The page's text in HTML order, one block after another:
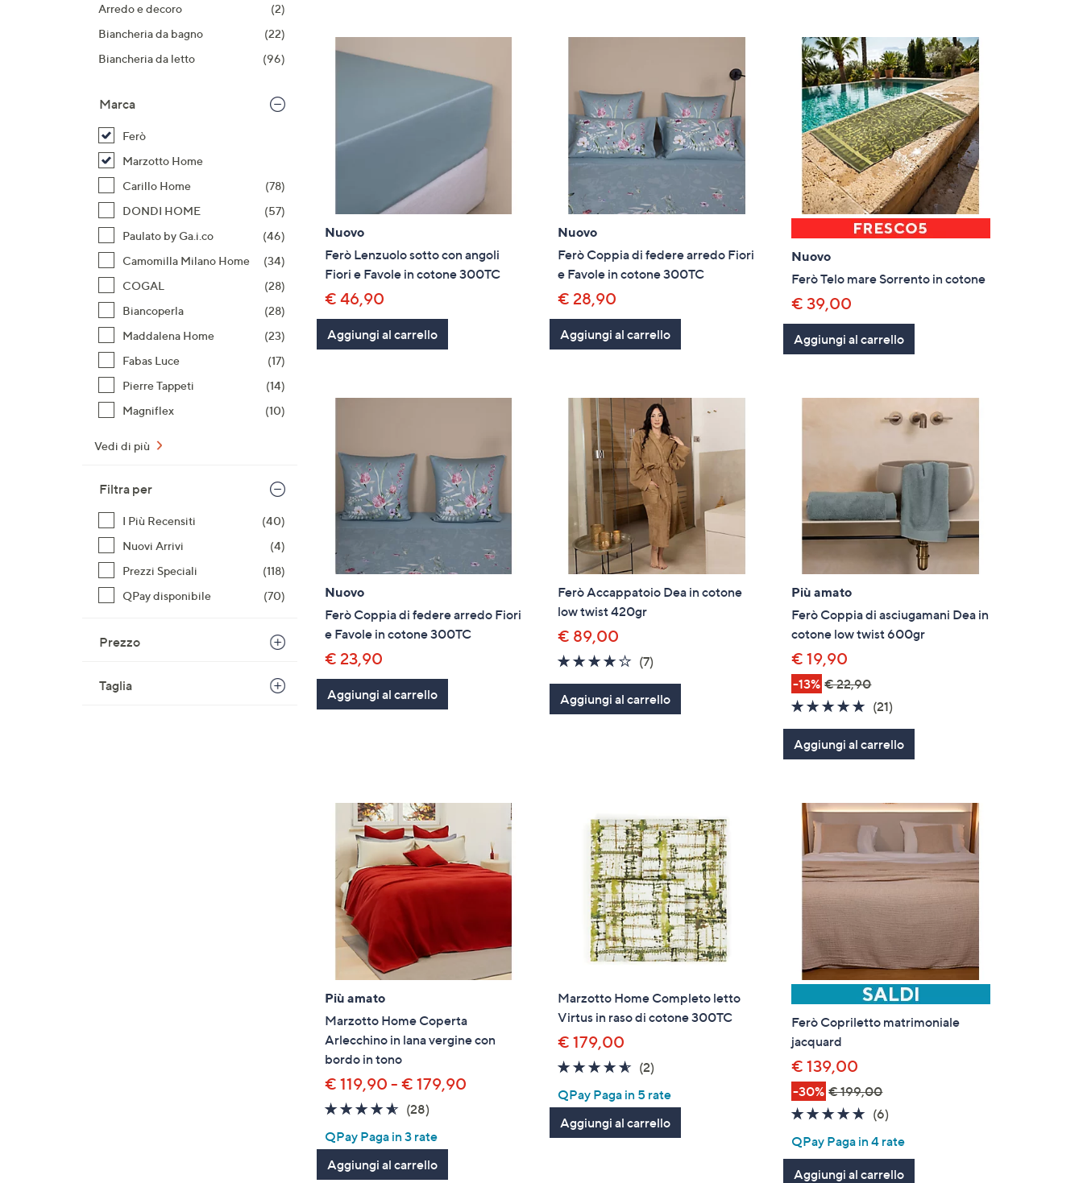
destra
consultarli.
prodotti
Arredo e decoro
(2)
Biancheria da bagno
(22)
Biancheria da letto
(96)
Marca
Ferò
Marzotto Home
Carillo Home
(78)
DONDI HOME
(57)
Paulato by Ga.i.co
(46)
Camomilla Milano Home
(34)
COGAL
(28)
Biancoperla
(28)
Maddalena Home
(23)
Fabas Luce
(17)
Pierre Tappeti
(14)
Magniflex
(10)
Vedi di più
Filtra per
I Più Recensiti
(40)
Nuovi Arrivi
(4)
Prezzi Speciali
(118)
QPay disponibile
(70)
Prezzo
Taglia
Nuovo
Ferò Lenzuolo sotto con angoli
Fiori e Favole in cotone 300TC
€ 46,90
Aggiungi al carrello
Nuovo
Ferò Coppia di federe arredo Fiori
e Favole in cotone 300TC
€ 28,90
Aggiungi al carrello
Nuovo
Ferò Telo mare Sorrento in cotone
€ 39,00
Aggiungi al carrello
Nuovo
Ferò Coppia di federe arredo Fiori
e Favole in cotone 300TC
€ 23,90
Aggiungi al carrello
Ferò Accappatoio Dea in cotone
low twist 420gr
€ 89,00
3.9
of
5
Stars
(7)
Recensioni
Aggiungi al carrello
Più amato
Ferò Coppia di asciugamani Dea in
cotone low twist 600gr
€ 19,90
-13% € 22,90
4.9
of
5
Stars
(21)
Recensioni
Aggiungi al carrello
Più amato
Marzotto Home Coperta
Arlecchino in lana vergine con
bordo in tono
€ 119,90 - € 179,90
4.6
5
Stars
(28)28
QPay Paga in 3 rate
Aggiungi al carrello
Marzotto Home Completo letto
Virtus in raso di cotone 300TC
€ 179,00
4.5
5
Stars
(2)
QPay Paga in 5 rate
Aggiungi al carrello
Ferò Copriletto matrimoniale
jacquard
€ 139,00
-30% € 199,00
4.8
5
Stars
(6)
QPay Paga in 4 rate
Aggiungi al carrello